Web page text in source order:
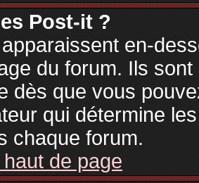
Post-it ?
en-
du forum. Ils
dès que vous
qui détermine
chaque forum.
de page